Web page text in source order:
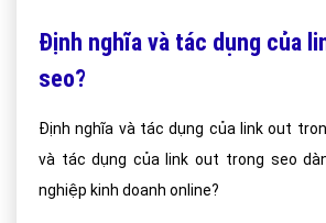
Định nghĩa và tác dụng của
seo?
Định nghĩa và tác dụng của link out trong seo? Định nghĩa
và tác dụng của link out trong seo dành cho các doanh
nghiệp kinh doanh online?